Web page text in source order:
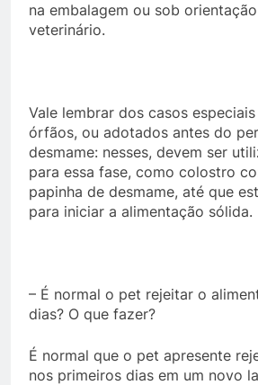
na embalagem ou sob
veterinário.
Vale lembrar dos casos
órfãos, ou adotados antes do
desmame: nesses, devem ser
para essa fase, como colostro
papinha de desmame, até que
para iniciar a alimentação sólida.
– É normal o pet rejeitar o
dias? O que fazer?
É normal que o pet apresente
nos primeiros dias em um novo